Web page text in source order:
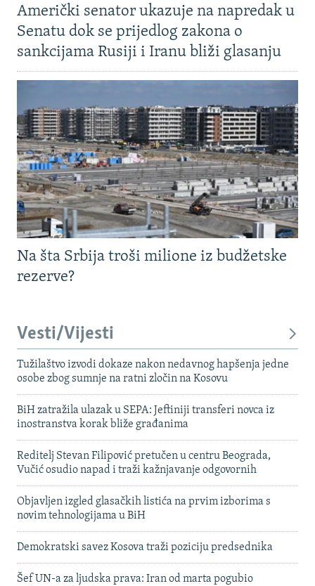
Američki senator ukazuje na napredak u
Senatu dok se prijedlog zakona o
sankcijama Rusiji i Iranu bliži glasanju
Na šta Srbija troši milione iz budžetske
rezerve?
Vesti/Vijesti
Tužilaštvo izvodi dokaze nakon nedavnog hapšenja jedne
osobe zbog sumnje na ratni zločin na Kosovu
BiH zatražila ulazak u SEPA: Jeftiniji transferi novca iz
inostranstva korak bliže građanima
Reditelj Stevan Filipović pretučen u centru Beograda,
Vučić osudio napad i traži kažnjavanje odgovornih
Objavljen izgled glasačkih listića na prvim izborima s
novim tehnologijama u BiH
Demokratski savez Kosova traži poziciju predsednika
Šef UN-a za ljudska prava: Iran od marta pogubio